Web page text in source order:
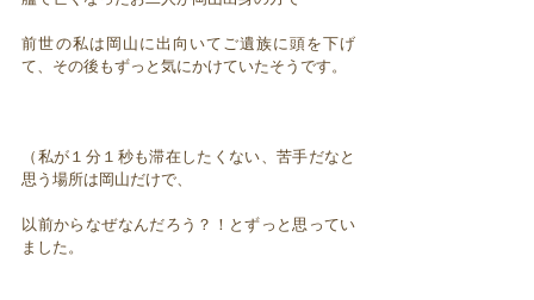
前世の私は岡山に出向いてご遺族に頭を下げ
て、その後もずっと気にかけていたそうです。
（私が１分１秒も滞在したくない、苦手だなと
思う場所は岡山だけで、
以前からなぜなんだろう？！とずっと思ってい
ました。